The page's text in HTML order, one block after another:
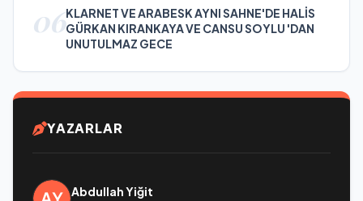
06KLARNET VE ARABESK AYNI SAHNE'DE HALİS
GÜRKAN KIRANKAYA VE CANSU SOYLU 'DAN
UNUTULMAZ GECE
YAZARLAR
Abdullah Yiğit